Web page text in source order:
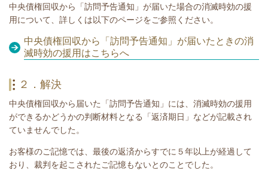
中央債権回収から「訪問予告通知 」 が届いた場合の消滅時効の援
用について、詳しくは以下のページをご参照ください。
中央債権回収から「訪問予告通知」が届いたときの消
滅時効の援用はこちらへ
２．解決
中央債権回収から届いた 「訪問予告通知 」 には、 消滅時効の援用
ができるかどうかの判断材料となる
「返済期日」などが記載され
ていませんでした。
お客様のご記憶では、最後の返済からすでに５年以上が経過して
おり、 裁判を起こされたご記憶もないとのことでした。